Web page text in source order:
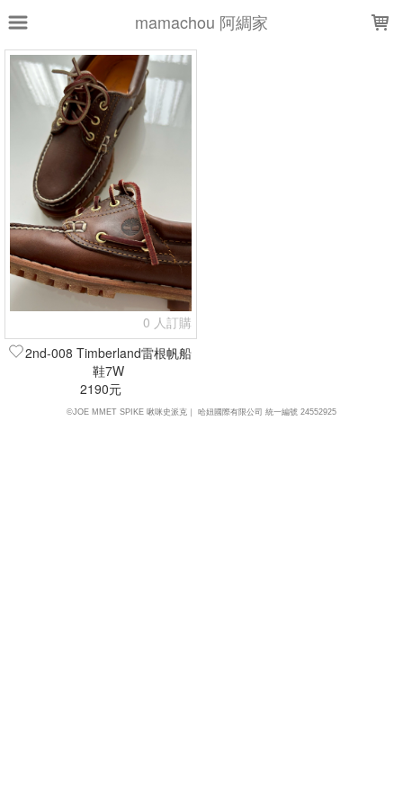
mamachou 阿綢家
上架時間 銷售件數 銷售價格
樣式尺寸篩選
全部樣式
全部尺寸 7W
現貨商品
篩選
0 人訂購
2nd-008 Timberland雷根帆船
鞋7W
2190元